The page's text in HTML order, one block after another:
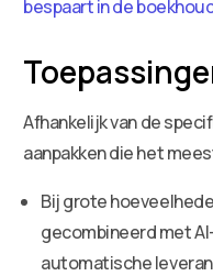
bespaart in de
Afhankelijk van de
aanpakken die het
Bij grote
gecombineerd met
automatische